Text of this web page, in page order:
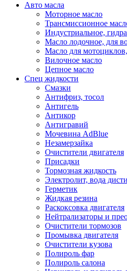
Авто масла
Моторное масло
Трансмиссионное
Индустриальное,
Масло лодочное, для
Масло для
Вилочное масло
Цепное масло
Спец жидкости
Смазки
Антифриз, тосол
Антигель
Антикор
Антигравий
Мочевина AdBlue
Незамерзайка
Очистители двигателя
Присадки
Тормозная жидкость
Электролит, вода
Герметик
Жидкая резина
Раскоксовка двигателя
Нейтрализаторы и
Очистители тормозов
Промывка двигателя
Очистители кузова
Полироль фар
Полироль салона